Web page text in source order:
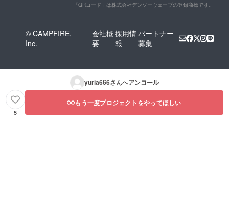
「QRコード」は株式会社デンソーウェーブの登録商標です。
© CAMPFIRE,
Inc.
会社概
要
採用情
報
パートナー
募集
yuria666さんへアンコール
5
もう一度プロジェクトをやってほしい